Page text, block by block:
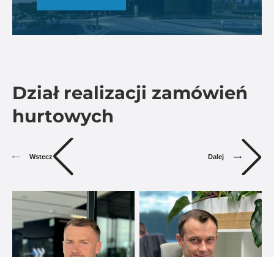
Dział realizacji zamówień
hurtowych
Wstecz Dalej